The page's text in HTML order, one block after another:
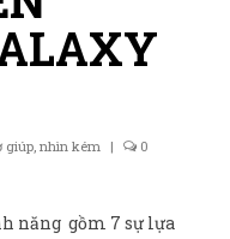
giúp, nhìn kém | 0
năng gồm 7 sự lựa